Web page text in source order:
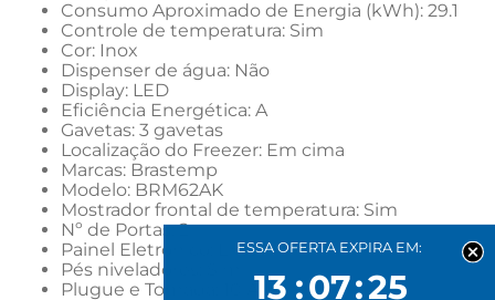
Consumo Aproximado de Energia (kWh): 29.1
Controle de temperatura: Sim
Cor: Inox
Dispenser de água: Não
Display: LED
Eficiência Energética: A
Gavetas: 3 gavetas
Localização do Freezer: Em cima
Marcas: Brastemp
Modelo: BRM62AK
Mostrador frontal de temperatura: Sim
Nº de Portas: 2
Painel Eletrônico: Externo
Pés niveladores: Sim
Plugue e Tomada: 10 A
ESSA OFERTA EXPIRA EM:
13 07 25